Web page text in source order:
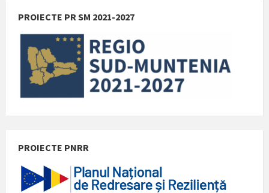
PROIECTE PR SM 2021-2027
PROIECTE PNRR